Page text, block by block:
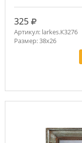
325 руб.
Артикул: larkes.К3276
Размер: 38х26